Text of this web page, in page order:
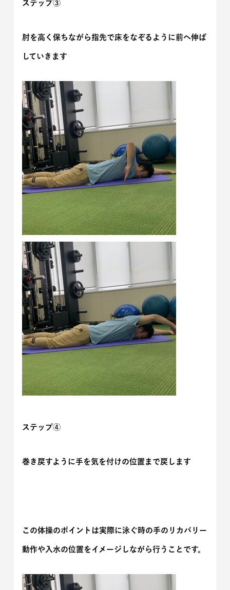
ステップ③
肘を高く保ちながら指先で床をなぞるように前へ伸ば
していきます
ステップ④
巻き戻すように手を気を付けの位置まで戻します
この体操のポイントは実際に泳ぐ時の手のリカバリー
動作や入水の位置をイメージしながら行うことです。